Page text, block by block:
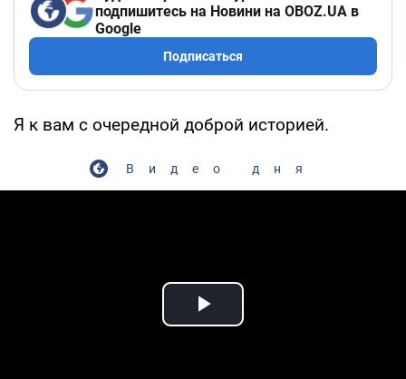
подпишитесь на Новини на OBOZ.UA в
Google
Подписаться
Я к вам с очередной доброй историей.
Видео дня
Play Video